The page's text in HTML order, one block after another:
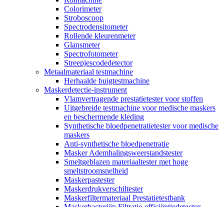
Colorimeter
Stroboscoop
Spectrodensitometer
Rollende kleurenmeter
Glansmeter
Spectrofotometer
Streepjescodedetector
Metaalmateriaal testmachine
Herhaalde buigtestmachine
Maskerdetectie-instrument
Vlamvertragende prestatietester voor stoffen
Uitgebreide testmachine voor medische maskers
en beschermende kleding
Synthetische bloedpenetratietester voor medische
maskers
Anti-synthetische bloedpenetratie
Masker Ademhalingsweerstandstester
Smeltgeblazen materiaaltester met hoge
smeltstroomsnelheid
Maskerpastester
Maskerdrukverschiltester
Maskerfiltermateriaal Prestatietestbank